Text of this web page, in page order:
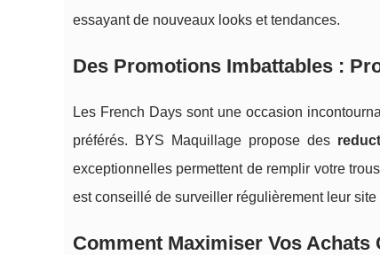
essayant de nouveaux looks et tendances.
Des Promotions Imbattables :
Les French Days sont une occasion
préférés. BYS Maquillage propose des
exceptionnelles permettent de remplir votre
est conseillé de surveiller régulièrement leur
Comment Maximiser Vos Achats